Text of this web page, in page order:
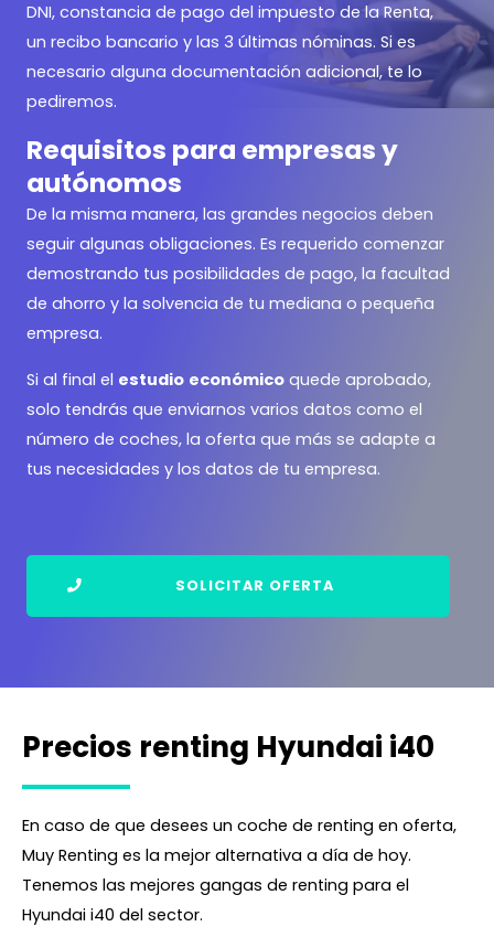
DNI, constancia de pago del impuesto de la Renta,
un recibo bancario y las 3 últimas nóminas. Si es
necesario alguna documentación adicional, te lo
pediremos.
Requisitos para empresas y
autónomos
De la misma manera, las grandes negocios deben
seguir algunas obligaciones. Es requerido comenzar
demostrando tus posibilidades de pago, la facultad
de ahorro y la solvencia de tu mediana o pequeña
empresa.
Si al final el estudio económico quede aprobado,
solo tendrás que enviarnos varios datos como el
número de coches, la oferta que más se adapte a
tus necesidades y los datos de tu empresa.
SOLICITAR OFERTA
Precios renting Hyundai i40
En caso de que desees un coche de renting en oferta,
Muy Renting es la mejor alternativa a día de hoy.
Tenemos las mejores gangas de renting para el
Hyundai i40 del sector.